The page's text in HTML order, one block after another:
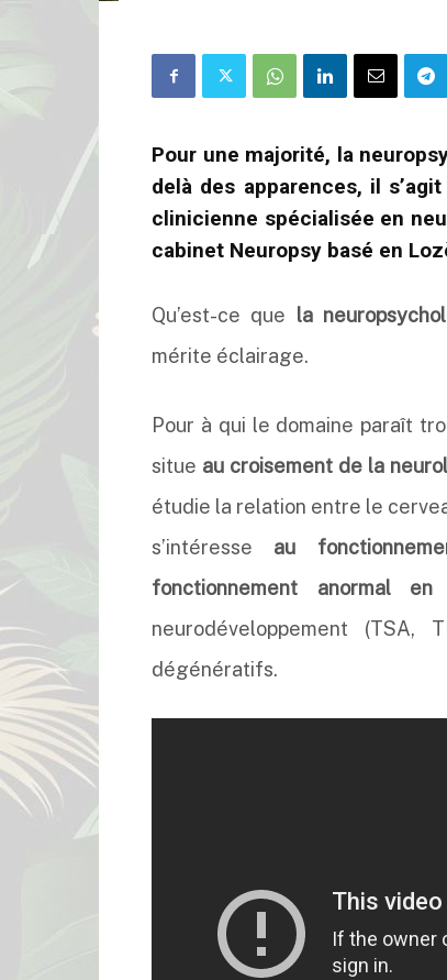
Pour une majorité, la
delà des apparences, il
clinicienne spécialisée en
cabinet Neuropsy basé en
Qu’est-ce que la
mérite éclairage.
Pour à qui le domaine paraît
situe au croisement de la
étudie la relation entre le
s’intéresse au
fonctionnement anormal
neurodéveloppement (TSA,
dégénératifs.